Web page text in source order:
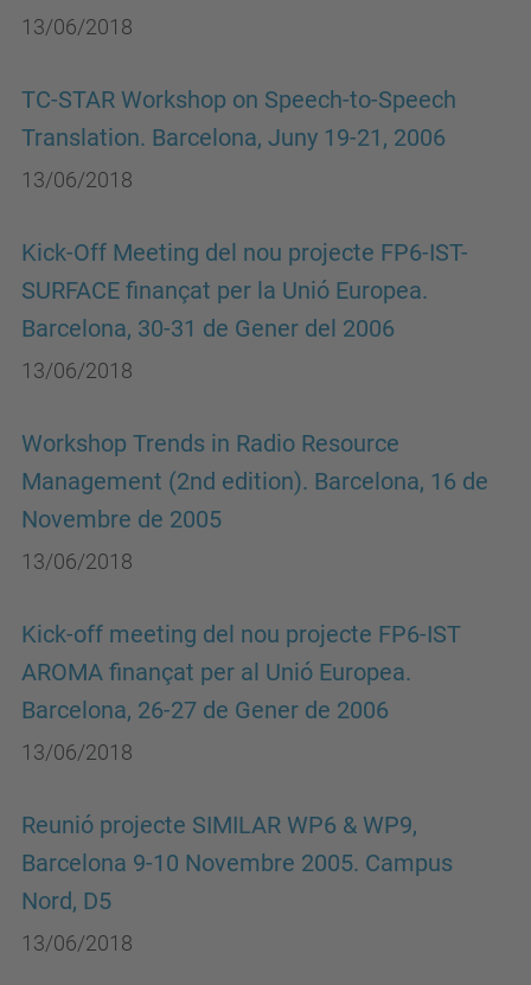
13/06/2018
TC-STAR Workshop on Speech-to-Speech
Translation. Barcelona, Juny 19-21, 2006
13/06/2018
Kick-Off Meeting del nou projecte FP6-IST-
SURFACE finançat per la Unió Europea.
Barcelona, 30-31 de Gener del 2006
13/06/2018
Workshop Trends in Radio Resource
Management (2nd edition). Barcelona, 16 de
Novembre de 2005
13/06/2018
Kick-off meeting del nou projecte FP6-IST
AROMA finançat per al Unió Europea.
Barcelona, 26-27 de Gener de 2006
13/06/2018
Reunió projecte SIMILAR WP6 & WP9,
Barcelona 9-10 Novembre 2005. Campus
Nord, D5
13/06/2018